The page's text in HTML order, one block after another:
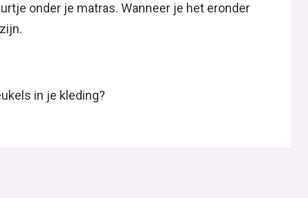
onder je matras. Wanneer je het eronder
in je kleding?